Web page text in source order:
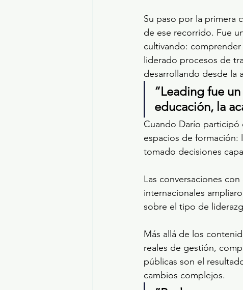
Su paso por la primera
de ese recorrido. Fue
cultivando:
liderado procesos de
desarrollando desde la
“Leading fue
educación, la
Cuando Darío participó
espacios de formación:
tomado decisiones
Las conversaciones
internacionales
sobre el tipo de
Más allá de los
reales de gestión,
públicas son el
cambios complejos.